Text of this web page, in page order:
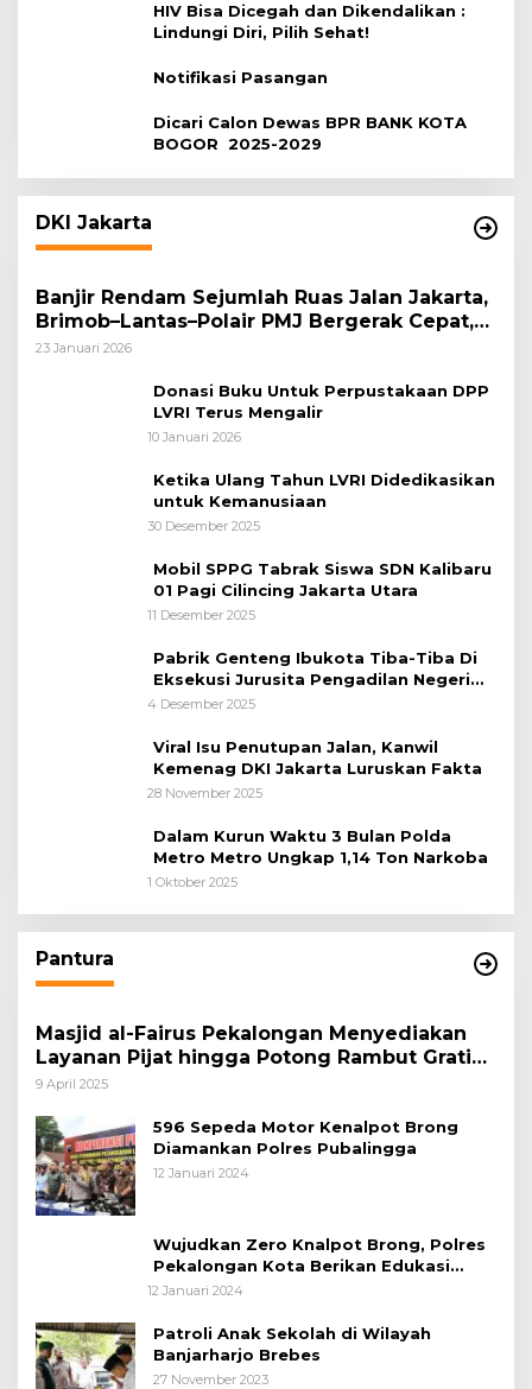
HIV Bisa Dicegah dan Dikendalikan :
Lindungi Diri, Pilih Sehat!
Notifikasi Pasangan
Dicari Calon Dewas BPR BANK KOTA
BOGOR 2025-2029
DKI Jakarta
Banjir Rendam Sejumlah Ruas Jalan Jakarta,
Brimob–Lantas–Polair PMJ Bergerak Cepat,
Polri Siagakan 128.247 Personel Secara
23 Januari 2026
Donasi Buku Untuk Perpustakaan DPP
LVRI Terus Mengalir
10 Januari 2026
Ketika Ulang Tahun LVRI Didedikasikan
untuk Kemanusiaan
30 Desember 2025
Mobil SPPG Tabrak Siswa SDN Kalibaru
01 Pagi Cilincing Jakarta Utara
11 Desember 2025
Pabrik Genteng Ibukota Tiba-Tiba Di
Eksekusi Jurusita Pengadilan Negeri
Tangerang, Diduga Cacat Hukum Sejak
4 Desember 2025
Viral Isu Penutupan Jalan, Kanwil
Kemenag DKI Jakarta Luruskan Fakta
28 November 2025
Dalam Kurun Waktu 3 Bulan Polda
Metro Metro Ungkap 1,14 Ton Narkoba
1 Oktober 2025
Pantura
Masjid al-Fairus Pekalongan Menyediakan
Layanan Pijat hingga Potong Rambut Gratis
bagi Pemudik Lebaran 2025
9 April 2025
596 Sepeda Motor Kenalpot Brong
Diamankan Polres Pubalingga
12 Januari 2024
Wujudkan Zero Knalpot Brong, Polres
Pekalongan Kota Berikan Edukasi
Kepada Pelajar
12 Januari 2024
Patroli Anak Sekolah di Wilayah
Banjarharjo Brebes
27 November 2023